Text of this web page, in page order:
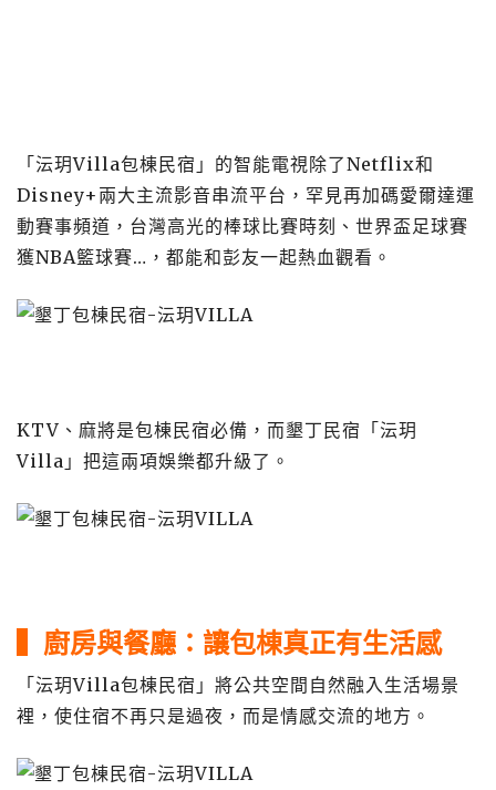
「沄玥Villa包棟民宿」的智能電視除了Netflix和
Disney+兩大主流影音串流平台，罕見再加碼愛爾達運
動賽事頻道，台灣高光的棒球比賽時刻、世界盃足球賽
獲NBA籃球賽…，都能和彭友一起熱血觀看。
KTV、麻將是包棟民宿必備，而墾丁民宿「沄玥
Villa」把這兩項娛樂都升級了。
▍廚房與餐廳：讓包棟真正有生活感
「沄玥Villa包棟民宿」將公共空間自然融入生活場景
裡，使住宿不再只是過夜，而是情感交流的地方。